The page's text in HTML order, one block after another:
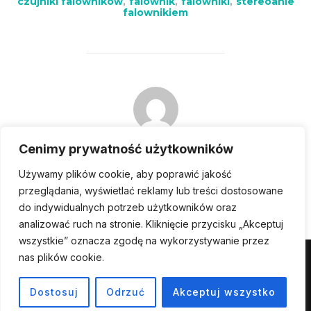
Cenimy prywatność użytkowników
Używamy plików cookie, aby poprawić jakość
przeglądania, wyświetlać reklamy lub treści dostosowane
do indywidualnych potrzeb użytkowników oraz
analizować ruch na stronie. Kliknięcie przycisku „Akceptuj
wszystkie” oznacza zgodę na wykorzystywanie przez
nas plików cookie.
Dostosuj Odrzuć Akceptuj wszystko
falownikiem
POST AUTHOR
WRITTEN BY
admin
Inspiro WordPress Theme byWPZOOM